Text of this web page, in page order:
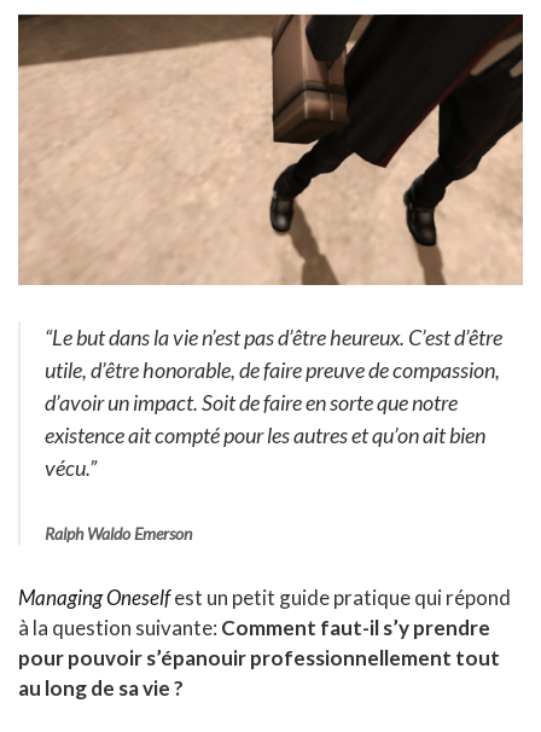
“Le but dans la vie n’est pas d’être heureux. C’est d’être
utile, d’être honorable, de faire preuve de compassion,
d’avoir un impact. Soit de faire en sorte que notre
existence ait compté pour les autres et qu’on ait bien
vécu.”
Ralph Waldo Emerson
Managing Oneselfest un petit guide pratique qui répond
à la question suivante: Comment faut-il s’y prendre
pour pouvoir s’épanouir professionnellement tout
au long de sa vie ?